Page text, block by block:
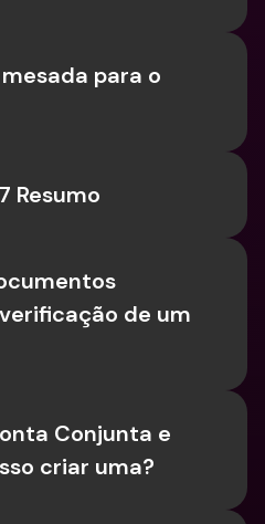
para o
Resumo
de um
Conjunta e
criar uma?